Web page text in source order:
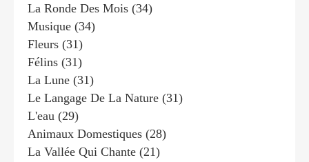
La Ronde Des Mois (34)
Musique (34)
Fleurs (31)
Félins (31)
La Lune (31)
Le Langage De La Nature (31)
L'eau (29)
Animaux Domestiques (28)
La Vallée Qui Chante (21)